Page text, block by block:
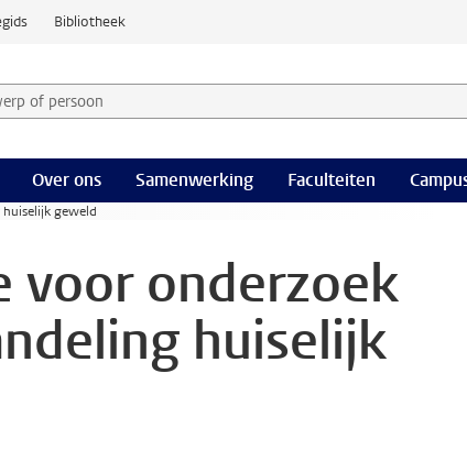
Bibliotheek
of persoon en selecteer categorie
Over ons Samenwerking Faculteiten
geweld
voor onderzoek
huiselijk